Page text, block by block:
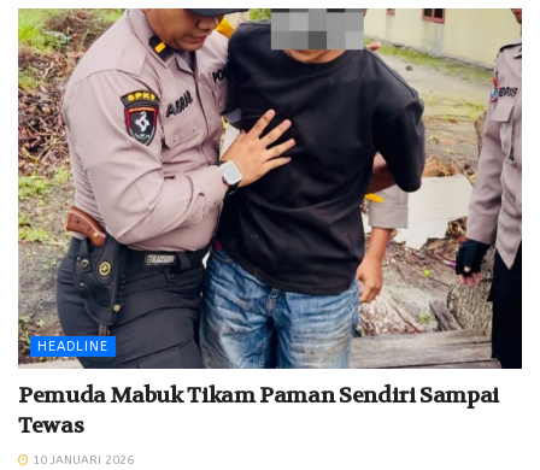
HEADLINE
Pemuda Mabuk Tikam Paman Sendiri Sampai
Tewas
10 JANUARI 2026